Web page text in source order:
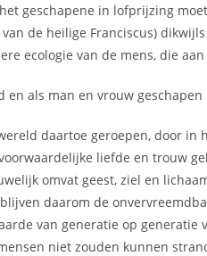
geschapene in lofprijzing
de heilige Franciscus)
ecologie van de mens, die
als man en vrouw geschapen
daartoe geroepen, door
liefde en trouw
omvat geest, ziel en
daarom de
van generatie op generatie
niet zouden kunnen